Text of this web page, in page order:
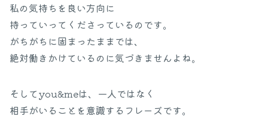
私の気持ちを良い方向に
持っていってくださっているのです。
がちがちに固まったままでは、
絶対働きかけているのに気づきませんよね。
そしてyou&meは、一人ではなく
相手がいることを意識するフレーズです。